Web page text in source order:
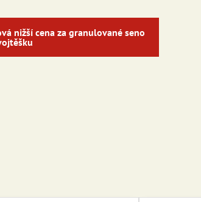
nižší cena za granulované seno